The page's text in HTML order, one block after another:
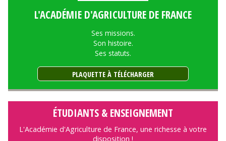
L'ACADÉMIE D'AGRICULTURE DE FRANCE
Ses missions.
Son histoire.
Ses statuts.
PLAQUETTE À TÉLÉCHARGER
ÉTUDIANTS & ENSEIGNEMENT
L'Académie d'Agriculture de France, une richesse à votre
disposition !